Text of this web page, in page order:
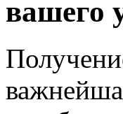
вашего